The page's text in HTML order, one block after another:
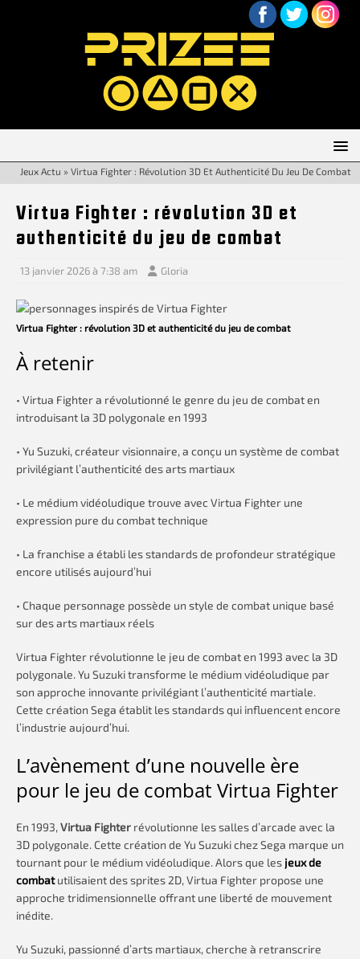
Jeux Actu » Virtua Fighter : Révolution 3D Et Authenticité Du Jeu De Combat
Virtua Fighter : révolution 3D et
authenticité du jeu de combat
13 janvier 2026 à 7:38 am Gloria
Virtua Fighter : révolution 3D et authenticité du jeu de combat
À retenir
• Virtua Fighter a révolutionné le genre du jeu de combat en
introduisant la 3D polygonale en 1993
• Yu Suzuki, créateur visionnaire, a conçu un système de combat
privilégiant l’authenticité des arts martiaux
• Le médium vidéoludique trouve avec Virtua Fighter une
expression pure du combat technique
• La franchise a établi les standards de profondeur stratégique
encore utilisés aujourd’hui
• Chaque personnage possède un style de combat unique basé
sur des arts martiaux réels
Virtua Fighter révolutionne le jeu de combat en 1993 avec la 3D
polygonale. Yu Suzuki transforme le médium vidéoludique par
son approche innovante privilégiant l’authenticité martiale.
Cette création Sega établit les standards qui influencent encore
l’industrie aujourd’hui.
L’avènement d’une nouvelle ère
pour le jeu de combat Virtua Fighter
En 1993, Virtua Fighter révolutionne les salles d’arcade avec la
3D polygonale. Cette création de Yu Suzuki chez Sega marque un
tournant pour le médium vidéoludique. Alors que les jeux de
combatutilisaient des sprites 2D, Virtua Fighter propose une
approche tridimensionnelle offrant une liberté de mouvement
inédite.
Yu Suzuki, passionné d’arts martiaux, cherche à retranscrire